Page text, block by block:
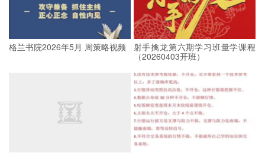
格兰书院2026年5月 周策略视频
射手擒龙第六期学习班量学课程
（20260403开班）